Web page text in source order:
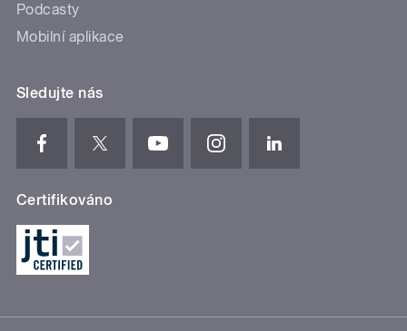
Podcasty
Mobilní aplikace
Sledujte nás
Certifikováno